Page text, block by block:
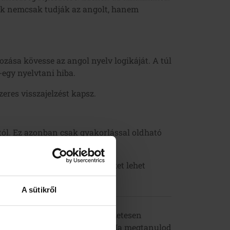
A sütikről
nemcsak tudják az angolt, hanem
kövesse az angol nyelv logikáját. A túl
nyelvtani hiba.
visszajelzést kapsz.
Ez azonban csak gyakorlással oldható
látványos eredményeket lehet
összefüggően és természetesen
és gondolkodni a nyelven. Ha megtanulod